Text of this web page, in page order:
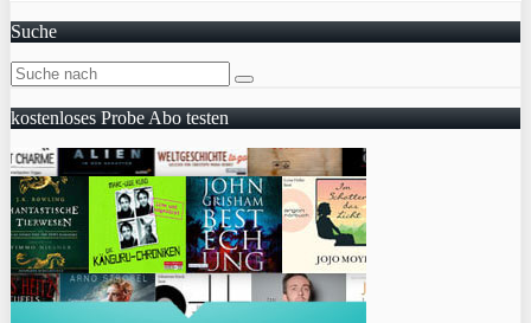
Suche
kostenloses Probe Abo testen